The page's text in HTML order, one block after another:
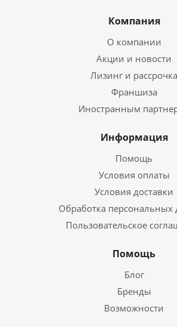
Компания
О компании
Акции и новости
Лизинг и рассрочка
Франшиза
Иностранным
Информация
Помощь
Условия оплаты
Условия доставки
Обработка
Пользовательское
Помощь
Блог
Бренды
Возможности